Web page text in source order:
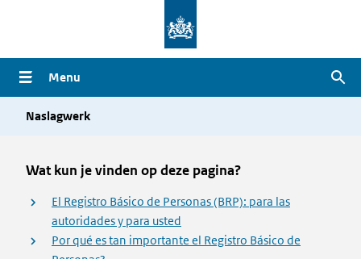
naar
de
inhoud
Menu
Naslagwerk
Wat kun je vinden op deze pagina?
El Registro Básico de Personas (BRP): para las
autoridades y para usted
Por qué es tan importante el Registro Básico de